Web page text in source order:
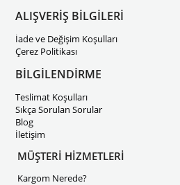
ALIŞVERİŞ BİLGİLERİ
İade ve Değişim Koşulları
Çerez Politikası
BİLGİLENDİRME
Teslimat Koşulları
Sıkça Sorulan Sorular
Blog
İletişim
MÜŞTERİ HİZMETLERİ
Kargom Nerede?